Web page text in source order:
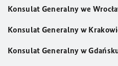
Konsulat Generalny we
Konsulat Generalny w
Konsulat Generalny w